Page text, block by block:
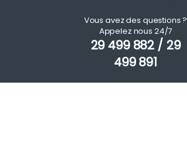
Vous avez des questions ?
Appelez nous 24/7
29 499 882 / 29
499 891